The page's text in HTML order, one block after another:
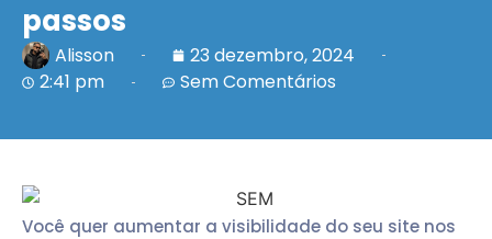
passos
Alisson
23 dezembro, 2024
2:41 pm
Sem Comentários
Você quer aumentar a visibilidade do seu site nos